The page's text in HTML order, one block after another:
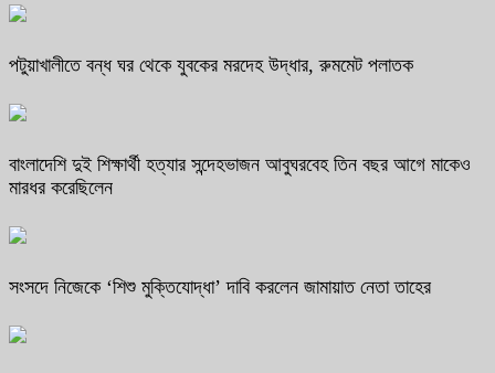
পটুয়াখালীতে বন্ধ ঘর থেকে যুবকের মরদেহ উদ্ধার, রুমমেট পলাতক
বাংলাদেশি দুই শিক্ষার্থী হত্যার সন্দেহভাজন আবুঘরবেহ তিন বছর আগে মাকেও
মারধর করেছিলেন
সংসদে নিজেকে ‘শিশু মুক্তিযোদ্ধা’ দাবি করলেন জামায়াত নেতা তাহের